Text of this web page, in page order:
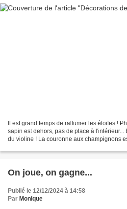
Il est grand temps de rallumer les étoiles !
sapin est dehors, pas de place à l'intérieur...
du violine ! La couronne aux champignons
On joue, on gagne...
Publié le 12/12/2024 à 14:58
Par Monique